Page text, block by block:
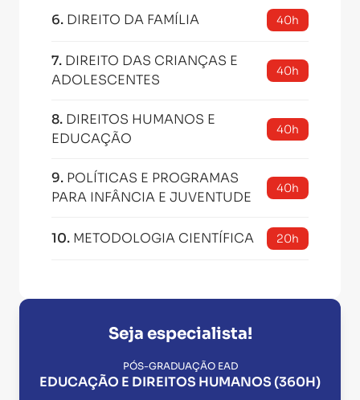
6. DIREITO DA FAMÍLIA 40h
7. DIREITO DAS CRIANÇAS E
ADOLESCENTES
40h
8. DIREITOS HUMANOS E
EDUCAÇÃO
40h
9. POLÍTICAS E PROGRAMAS
PARA INFÂNCIA E JUVENTUDE
40h
10. METODOLOGIA CIENTÍFICA 20h
Seja especialista!
PÓS-GRADUAÇÃO EAD
EDUCAÇÃO E DIREITOS HUMANOS (360H)